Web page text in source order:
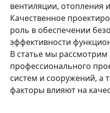
вентиляции, отопления
Качественное
роль в обеспечении
эффективности
В статье мы рассмотрим
профессионального
систем и сооружений, а
факторы влияют на